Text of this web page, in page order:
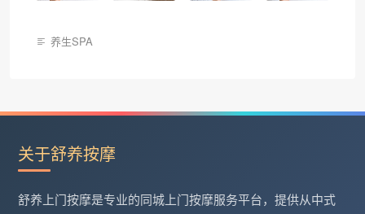
养生SPA
关于舒养按摩
舒养上门按摩是专业的同城上门按摩服务平台，提供从中式